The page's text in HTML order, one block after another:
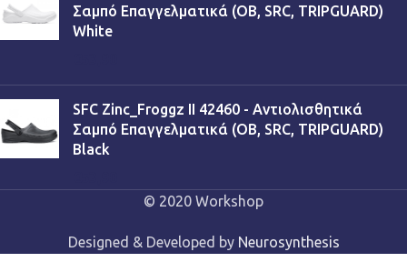
Σαμπό Επαγγελματικά (OB, SRC, TRIPGUARD)
White
SFC Zinc_Froggz II 42460 - Αντιολισθητικά
Σαμπό Επαγγελματικά (OB, SRC, TRIPGUARD)
Black
© 2020 Workshop
Designed & Developed by Neurosynthesis